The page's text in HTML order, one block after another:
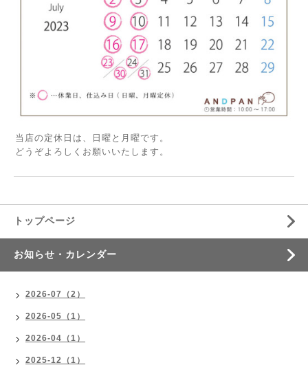
当店の定休日は、日曜と月曜です。
どうぞよろしくお願いいたします。
トップページ
お知らせ・カレンダー
2026-07（2）
2026-05（1）
2026-04（1）
2025-12（1）